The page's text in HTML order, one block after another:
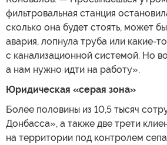
фильтровальная станция
сколько она будет стоять, может
авария, лопнула труба или какие-
с канализационной системой. Но
а нам нужно идти на работу».
Юридическая «серая зона»
Более половины из 10,5 тысяч
Донбасса», а также две трети
на территории под контролем